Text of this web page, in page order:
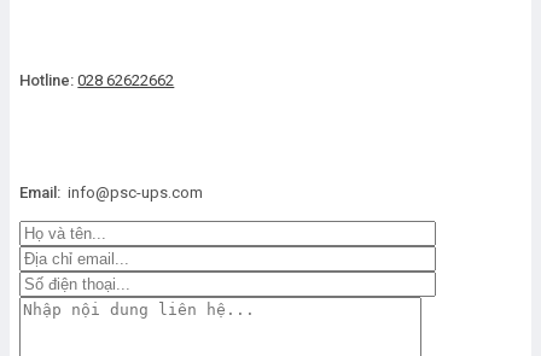
Hotline: 028 62622662
Email: info@psc-ups.com